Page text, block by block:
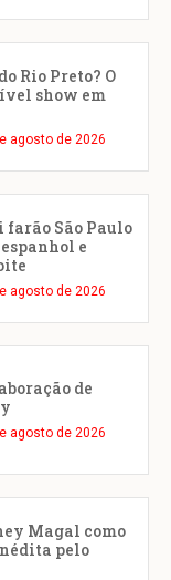
Rio Preto? O
show em
agosto de 2026
São Paulo
e
agosto de 2026
de
agosto de 2026
Magal como
pelo